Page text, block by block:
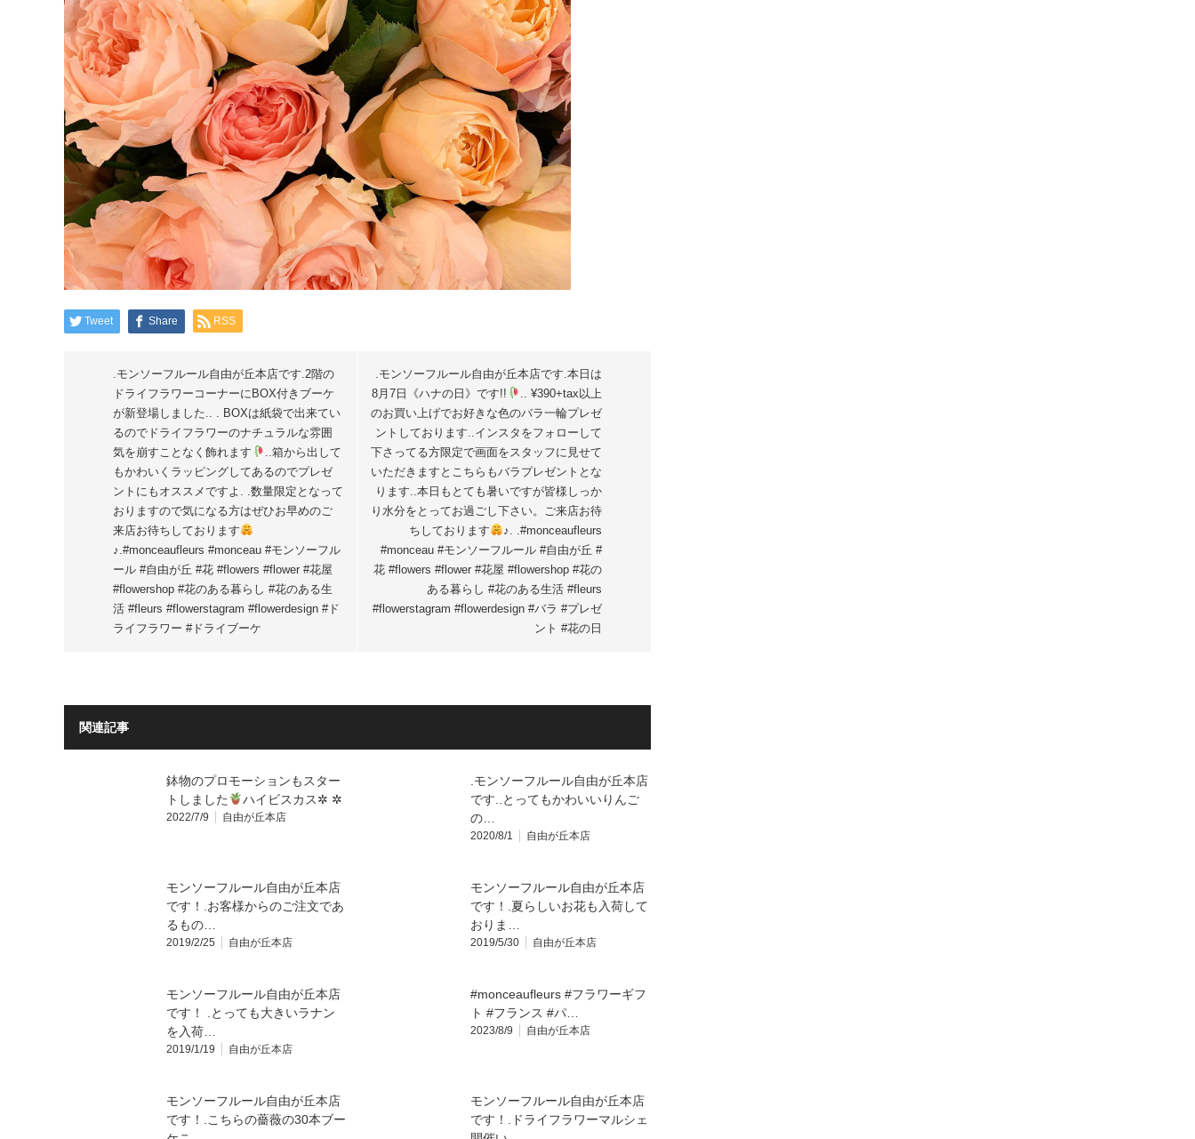
Tweet Share RSS
.モンソーフルール自由が丘本店です.2階の
ドライフラワーコーナーにBOX付きブーケ
が新登場しました.. . BOXは紙袋で出来てい
るのでドライフラワーのナチュラルな雰囲
気を崩すことなく飾れます
..箱から出して
もかわいくラッピングしてあるのでプレゼ
ントにもオススメですよ. .数量限定となって
おりますので気になる方はぜひお早めのご
来店お待ちしております
♪.#monceaufleurs #monceau #モンソーフル
ール #自由が丘 #花 #flowers #flower #花屋
#flowershop #花のある暮らし #花のある生
活 #fleurs #flowerstagram #flowerdesign #ド
ライフラワー #ドライブーケ
.モンソーフルール自由が丘本店です.本日は
8月7日《ハナの日》です!!
.. ¥390+tax以上
のお買い上げでお好きな色のバラ一輪プレゼ
ントしております..インスタをフォローして
下さってる方限定で画面をスタッフに見せて
いただきますとこちらもバラプレゼントとな
ります..本日もとても暑いですが皆様しっか
り水分をとってお過ごし下さい。ご来店お待
ちしております
♪. .#monceaufleurs
#monceau #モンソーフルール #自由が丘 #
花 #flowers #flower #花屋 #flowershop #花の
ある暮らし #花のある生活 #fleurs
#flowerstagram #flowerdesign #バラ #プレゼ
ント #花の日
関連記事
鉢物のプロモーションもスター
トしました
ハイビスカス✲ ✲
2022/7/9 自由が丘本店
.モンソーフルール自由が丘本店
です️..とってもかわいいりんご
の…
2020/8/1 自由が丘本店
モンソーフルール自由が丘本店
です！.お客様からのご注文であ
るもの…
2019/2/25 自由が丘本店
モンソーフルール自由が丘本店
です！.夏らしいお花も入荷して
おりま…
2019/5/30 自由が丘本店
モンソーフルール自由が丘本店
です！ .とっても大きいラナン
を入荷…
2019/1/19 自由が丘本店
#monceaufleurs #フラワーギフ
ト #フランス #パ…
2023/8/9 自由が丘本店
モンソーフルール自由が丘本店
です！.こちらの薔薇の30本ブー
モンソーフルール自由が丘本店
です！.ドライフラワーマルシェ